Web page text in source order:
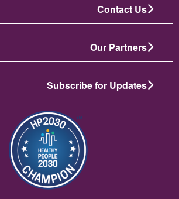
Contact Us
Our Partners
Subscribe for Updates
تصویر